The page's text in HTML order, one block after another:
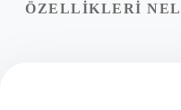
ÖZELLIKLERI